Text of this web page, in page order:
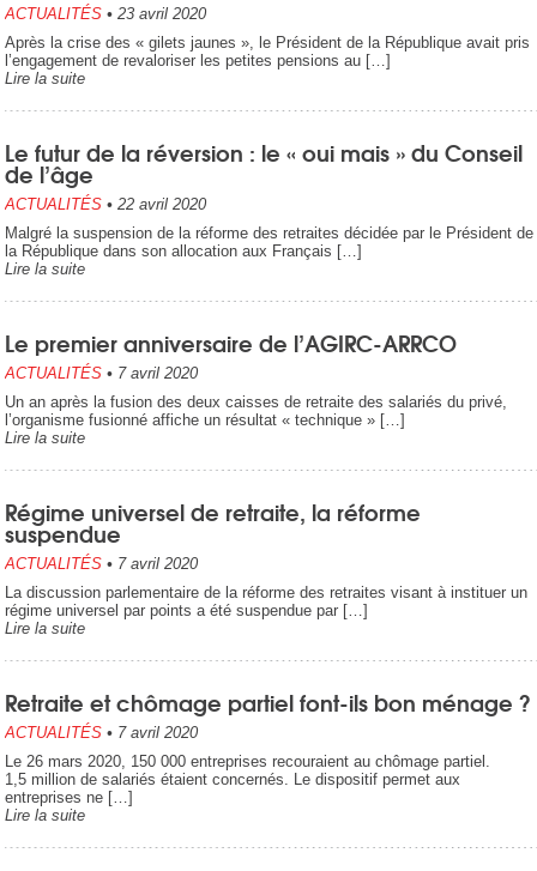
ACTUALITÉS • 23 avril 2020
Après la crise des « gilets jaunes », le Président de la République avait pris
l’engagement de revaloriser les petites pensions au […]
Lire la suite
Le futur de la réversion : le « oui mais » du Conseil
de l’âge
ACTUALITÉS • 22 avril 2020
Malgré la suspension de la réforme des retraites décidée par le Président de
la République dans son allocation aux Français […]
Lire la suite
Le premier anniversaire de l’AGIRC-ARRCO
ACTUALITÉS • 7 avril 2020
Un an après la fusion des deux caisses de retraite des salariés du privé,
l’organisme fusionné affiche un résultat « technique » […]
Lire la suite
Régime universel de retraite, la réforme
suspendue
ACTUALITÉS • 7 avril 2020
La discussion parlementaire de la réforme des retraites visant à instituer un
régime universel par points a été suspendue par […]
Lire la suite
Retraite et chômage partiel font-ils bon ménage ?
ACTUALITÉS • 7 avril 2020
Le 26 mars 2020, 150 000 entreprises recouraient au chômage partiel.
1,5 million de salariés étaient concernés. Le dispositif permet aux
entreprises ne […]
Lire la suite